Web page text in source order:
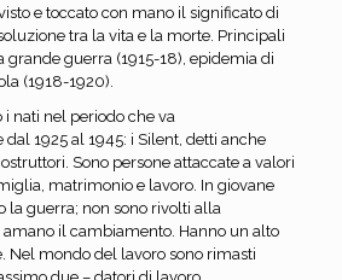
e toccato con mano il significato di
tra la vita e la morte. Principali
grande guerra (1915-18), epidemia di
(1918-1920).
i nati nel periodo che va
1925 al 1945: i Silent, detti anche
Sono persone attaccate a valori
matrimonio e lavoro. In giovane
la guerra; non sono rivolti alla
il cambiamento. Hanno un alto
Nel mondo del lavoro sono rimasti